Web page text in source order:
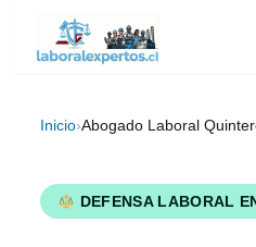
Inicio›Abogado Laboral
DEFENSA LABORAL